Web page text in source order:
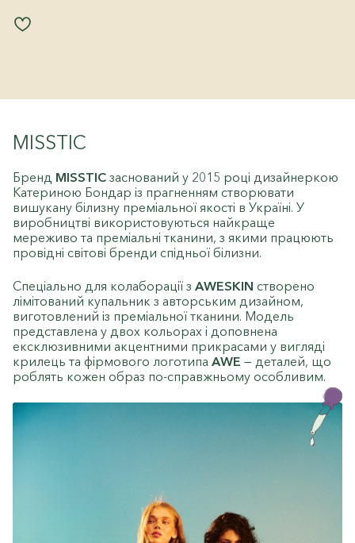
MISSTIC
Бренд MISSTIC заснований у 2015 році дизайнеркою
Катериною Бондар із прагненням створювати
вишукану білизну преміальної якості в Україні. У
виробництві використовуються найкраще
мереживо та преміальні тканини, з якими працюють
провідні світові бренди спідньої білизни.
Спеціально для колаборації з AWESKIN створено
лімітований купальник з авторським дизайном,
виготовлений із преміальної тканини. Модель
представлена у двох кольорах і доповнена
ексклюзивними акцентними прикрасами у вигляді
крилець та фірмового логотипа AWE — деталей, що
роблять кожен образ по-справжньому особливим.